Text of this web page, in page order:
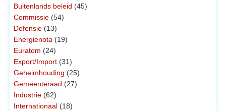
Buitenlands beleid (45)
Commissie (54)
Defensie (13)
Energienota (19)
Euratom (24)
Export/Import (31)
Geheimhouding (25)
Gemeenteraad (27)
Industrie (62)
Internationaal (18)